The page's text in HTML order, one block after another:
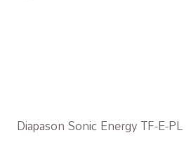
Diapason Sonic Energy TF-E-PL